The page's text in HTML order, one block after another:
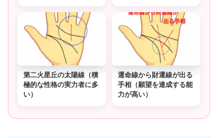
第二火星丘の太陽線（積
極的な性格の実力者に多
い）
運命線から財運線が出る
手相（願望を達成する能
力が高い）